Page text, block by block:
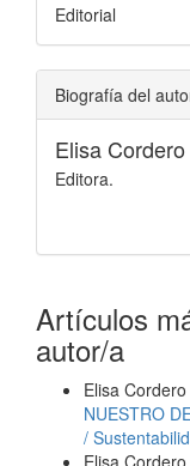
Editorial
Biografía del
Elisa
Editora.
Artículos
autor/a
Elisa
NUESTRO
/
Elisa Cordero